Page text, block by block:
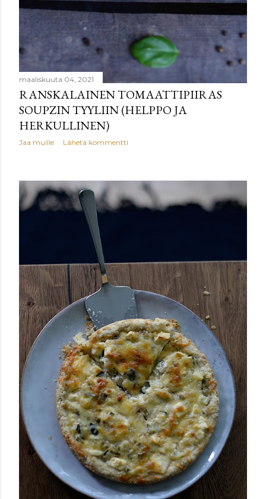
maaliskuuta 04, 2021
RANSKALAINEN TOMAATTIPIIRAS
SOUPZIN TYYLIIN (HELPPO JA
HERKULLINEN)
Jaa muille Lähetä kommentti